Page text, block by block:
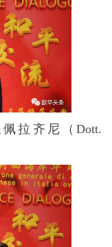
齐尼（Dott.